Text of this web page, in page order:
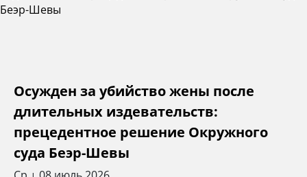
Осужден за убийство жены после
длительных издевательств:
прецедентное решение Окружного
суда Беэр-Шевы